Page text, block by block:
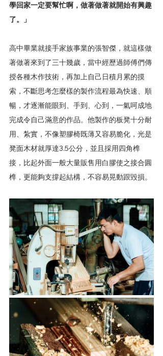
學回家一定要幫忙啊，做著做著就開始有興趣
了。」
高中畢業就接手家族事業的張智傑，就這樣做
著做著來到了三十幾歲，當中經歷過師傅們傳
授各種木作技術，再加上自己日積月累的摸
索，不斷思考怎麼樣的製作流程最為快速、順
暢，才逐漸能眼到、手到、心到，一氣呵成地
完成令自己滿意的作品。他製作的板凳十分耐
用、紮實，不像塑膠椅既薄又容易脆化，光是
凳面木材就厚達3.5公分，並且採用四角榫
接，比起外面一般大量販售用白膠使之接合圓
榫，更能夠支撐起結構，不容易晃動跟毀損。